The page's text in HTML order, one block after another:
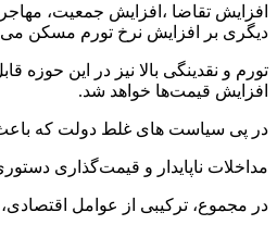
افزایش تقاضا ،افزایش جمعیت،
دیگری بر افزایش نرخ تورم مسکن می
تورم و نقدینگی بالا نیز در این
افزایش قیمت‌ها خواهد شد.
در پی سیاست های غلط دولت که باعث
مداخلات ناپایدار و قیمت‌گذاری
در مجموع، ترکیبی از عوامل